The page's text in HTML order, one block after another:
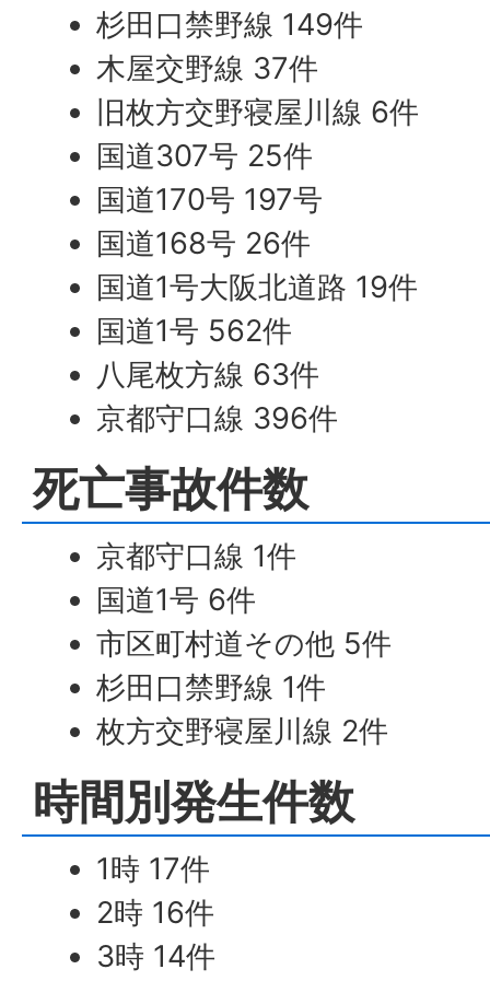
杉田口禁野線 149件
木屋交野線 37件
旧枚方交野寝屋川線 6件
国道307号 25件
国道170号 197号
国道168号 26件
国道1号大阪北道路 19件
国道1号 562件
八尾枚方線 63件
京都守口線 396件
死亡事故件数
京都守口線 1件
国道1号 6件
市区町村道その他 5件
杉田口禁野線 1件
枚方交野寝屋川線 2件
時間別発生件数
1時 17件
2時 16件
3時 14件